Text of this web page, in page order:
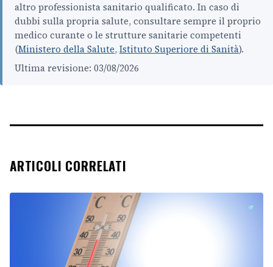
altro professionista sanitario qualificato. In caso di
dubbi sulla propria salute, consultare sempre il proprio
medico curante o le strutture sanitarie competenti
(Ministero della Salute, Istituto Superiore di Sanità).
Ultima revisione: 03/08/2026
ARTICOLI CORRELATI